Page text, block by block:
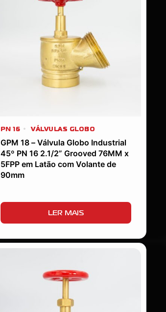
PN 16 VÁLVULAS GLOBO
GPM 18 – Válvula Globo Industrial
45º PN 16 2.1/2” Grooved 76MM x
5FPP em Latão com Volante de
90mm
LER MAIS